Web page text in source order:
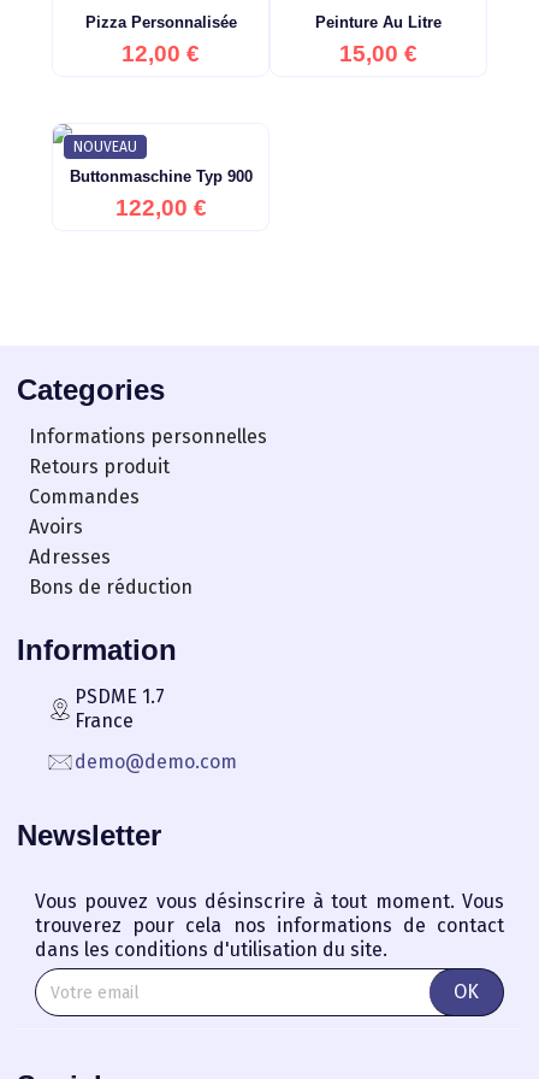
Pizza Personnalisée
Prix
12,00 €
Peinture Au Litre
Prix
15,00 €
Buttonmaschine Typ 900
Prix
122,00 €
NOUVEAU
Categories
Informations personnelles
Retours produit
Commandes
Avoirs
Adresses
Bons de réduction
Information
PSDME 1.7
France
demo@demo.com
Newsletter
Vous pouvez vous désinscrire à tout moment. Vous
trouverez pour cela nos informations de contact
dans les conditions d'utilisation du site.